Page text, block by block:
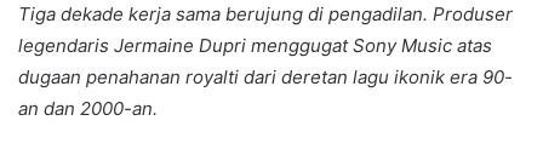
Tiga dekade kerja sama berujung di pengadilan. Produser
legendaris Jermaine Dupri menggugat Sony Music atas
dugaan penahanan royalti dari deretan lagu ikonik era 90-
an dan 2000-an.